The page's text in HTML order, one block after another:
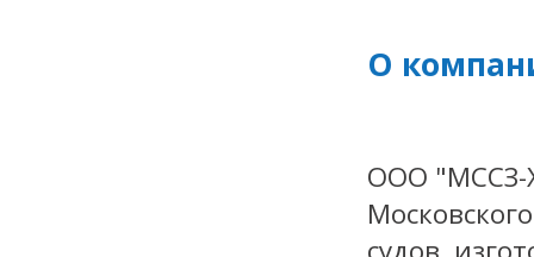
О
ООО "МССЗ-